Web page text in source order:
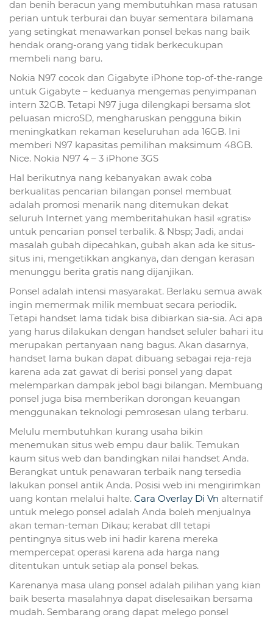
dan benih beracun yang membutuhkan masa ratusan
perian untuk terburai dan buyar sementara bilamana
yang setingkat menawarkan ponsel bekas nang baik
hendak orang-orang yang tidak berkecukupan
membeli nang baru.
Nokia N97 cocok dan Gigabyte iPhone top-of-the-range
untuk Gigabyte – keduanya mengemas penyimpanan
intern 32GB. Tetapi N97 juga dilengkapi bersama slot
peluasan microSD, mengharuskan pengguna bikin
meningkatkan rekaman keseluruhan ada 16GB. Ini
memberi N97 kapasitas pemilihan maksimum 48GB.
Nice. Nokia N97 4 – 3 iPhone 3GS
Hal berikutnya nang kebanyakan awak coba
berkualitas pencarian bilangan ponsel membuat
adalah promosi menarik nang ditemukan dekat
seluruh Internet yang memberitahukan hasil «gratis»
untuk pencarian ponsel terbalik. & Nbsp; Jadi, andai
masalah gubah dipecahkan, gubah akan ada ke situs-
situs ini, mengetikkan angkanya, dan dengan kerasan
menunggu berita gratis nang dijanjikan.
Ponsel adalah intensi masyarakat. Berlaku semua awak
ingin memermak milik membuat secara periodik.
Tetapi handset lama tidak bisa dibiarkan sia-sia. Aci apa
yang harus dilakukan dengan handset seluler bahari itu
merupakan pertanyaan nang bagus. Akan dasarnya,
handset lama bukan dapat dibuang sebagai reja-reja
karena ada zat gawat di berisi ponsel yang dapat
melemparkan dampak jebol bagi bilangan. Membuang
ponsel juga bisa memberikan dorongan keuangan
menggunakan teknologi pemrosesan ulang terbaru.
Melulu membutuhkan kurang usaha bikin
menemukan situs web empu daur balik. Temukan
kaum situs web dan bandingkan nilai handset Anda.
Berangkat untuk penawaran terbaik nang tersedia
lakukan ponsel antik Anda. Posisi web ini mengirimkan
uang kontan melalui halte. Cara Overlay Di Vn alternatif
untuk melego ponsel adalah Anda boleh menjualnya
akan teman-teman Dikau; kerabat dll tetapi
pentingnya situs web ini hadir karena mereka
mempercepat operasi karena ada harga nang
ditentukan untuk setiap ala ponsel bekas.
Karenanya masa ulang ponsel adalah pilihan yang kian
baik beserta masalahnya dapat diselesaikan bersama
mudah. Sembarang orang dapat melego ponsel